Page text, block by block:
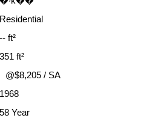
Residential
-- ft²
351 ft²
@$8,205 / SA
1968
58 Year